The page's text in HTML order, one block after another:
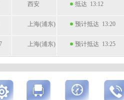
西安 抵达 13:12
上海(浦东) 预计抵达 13:20
上海(浦东) 预计抵达 13:25